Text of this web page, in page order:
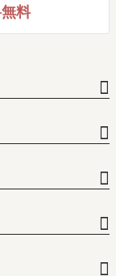
料